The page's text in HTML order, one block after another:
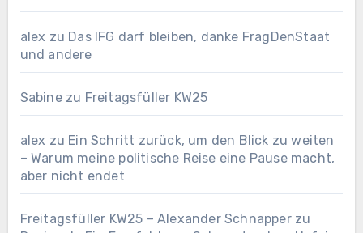
alex zu Das IFG darf bleiben, danke FragDenStaat
und andere
Sabinezu Freitagsfüller KW25
alex zu Ein Schritt zurück, um den Blick zu weiten
– Warum meine politische Reise eine Pause macht,
aber nicht endet
Freitagsfüller KW25 – Alexander Schnapperzu